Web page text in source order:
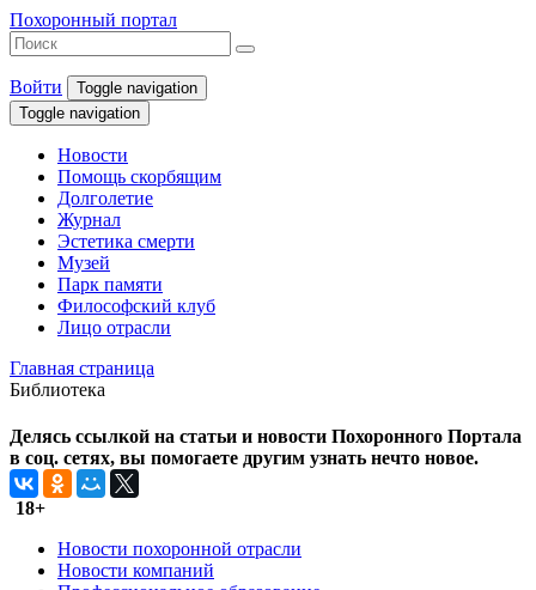
Похоронный портал
Войти
Toggle navigation
Toggle navigation
Новости
Помощь скорбящим
Долголетие
Журнал
Эстетика смерти
Музей
Парк памяти
Философский клуб
Лицо отрасли
Главная страница
Библиотека
Делясь ссылкой на статьи и новости Похоронного Портала
в соц. сетях, вы помогаете другим узнать нечто новое.
18+
Новости похоронной отрасли
Новости компаний